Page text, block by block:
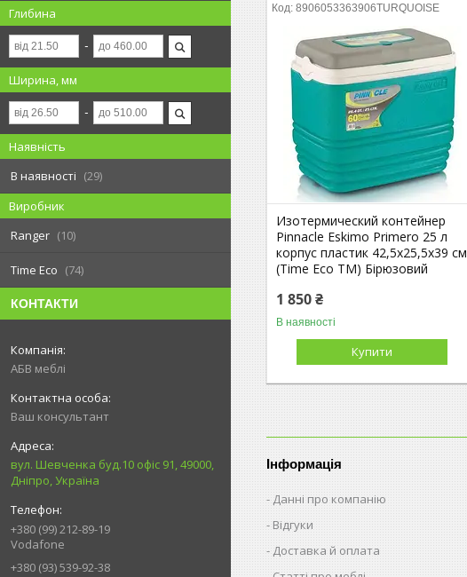
Глибина
Ширина, мм
Наявність
В наявності
29
Виробник
Ranger
10
Time Eco 74
КОНТАКТИ
АБВ меблі
Ваш консультант
вул. Шевченка буд.10 офіс 91, 49000,
Дніпро, Україна
+380 (99) 212-89-19
Vodafone
+380 (93) 539-92-38
8906053363906TURQUOISE
Изотермический контейнер
Pinnacle Eskimo Primero 25 л
корпус пластик 42,5х25,5х39 см
(Time Eco TM) Бірюзовий
1 850 ₴
В наявності
Купити
Інформація
Данні про компанію
Відгуки
Доставка й оплата